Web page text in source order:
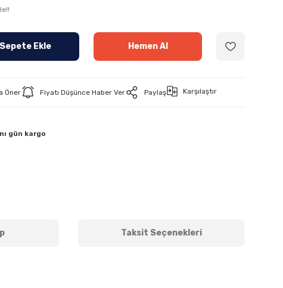
Sepete Ekle Hemen Al
Öner Fiyatı Düşünce Haber Ver Paylaş Karşılaştır
gün kargo
Taksit Seçenekleri